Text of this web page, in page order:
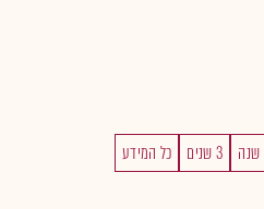
שנה 3 שנים כל המידע